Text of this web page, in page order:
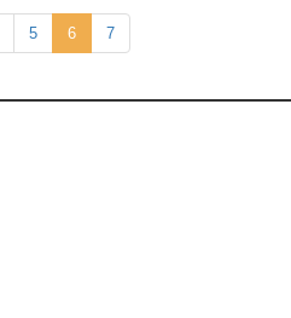
5 6(current)
7